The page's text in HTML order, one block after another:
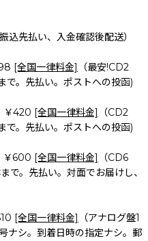
込先払い、入金確認後配送）
[全国一律料金]
（最安!CD2
で。先払い。ポストへの投函)
￥420 [全国一律料金]
（CD2
で。先払い。ポストへの投函)
￥600 [全国一律料金]
（CD6
。先払い。対面でお届けし、
[全国一律料金]
（アナログ盤1
ナシ。到着日時の指定ナシ。郵